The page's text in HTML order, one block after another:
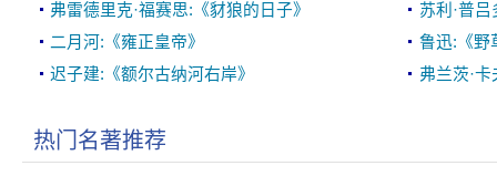
弗雷德里克·福赛思:《豺狼的日子》
苏利·普
二月河:《雍正皇帝》
鲁迅:《野
迟子建:《额尔古纳河右岸》
弗兰茨·
热门名著推荐